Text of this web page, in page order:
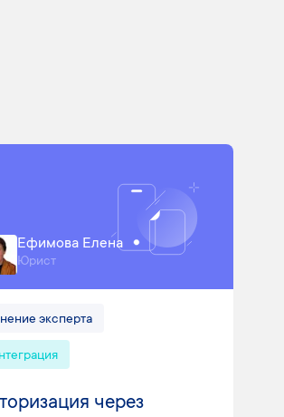
Ефимова Елена
Юрист
эксперта
через